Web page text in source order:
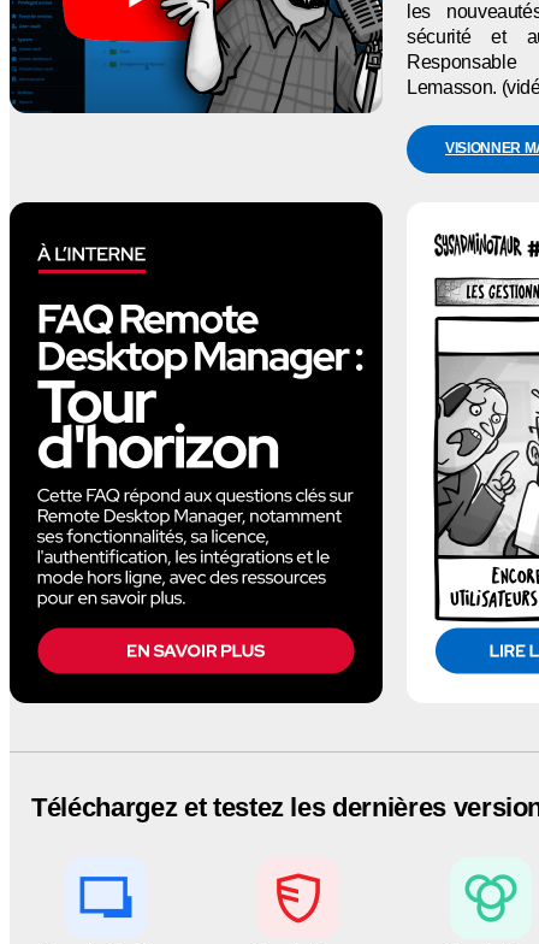
les
sécurité et
Lemasson.
VISIONNER
Téléchargez et testez les dernières